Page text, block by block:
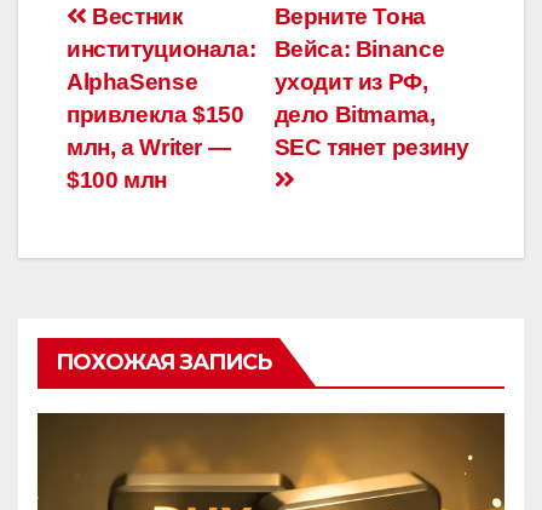
Навигация
по
записям
Верните Тона
Вейса: Binance
уходит из РФ,
дело Bitmama,
SEC тянет резину
Вестник
институционала:
AlphaSense
привлекла $150
млн, а Writer —
$100 млн
ПОХОЖАЯ ЗАПИСЬ